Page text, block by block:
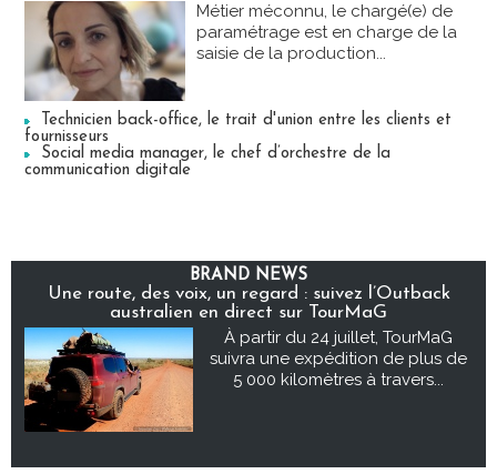
Métier méconnu, le chargé(e) de
paramétrage est en charge de la
saisie de la production...
Technicien back-office, le trait d'union entre les clients et
fournisseurs
Social media manager, le chef d’orchestre de la
communication digitale
BRAND NEWS
Une route, des voix, un regard : suivez l’Outback
australien en direct sur TourMaG
À partir du 24 juillet, TourMaG
suivra une expédition de plus de
5 000 kilomètres à travers...